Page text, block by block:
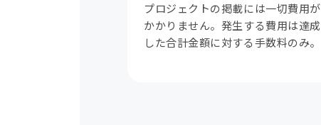
プロジェクトの掲載には一切費用が
かかりません。発生する費用は達成
した合計金額に対する手数料のみ。